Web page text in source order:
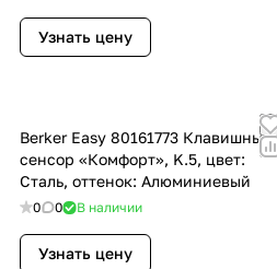
Узнать цену
Berker Easy 80161773 Клавишный
сенсор «Комфорт», K.5, цвет:
Сталь, оттенок: Алюминиевый
0 0 В наличии
Узнать цену